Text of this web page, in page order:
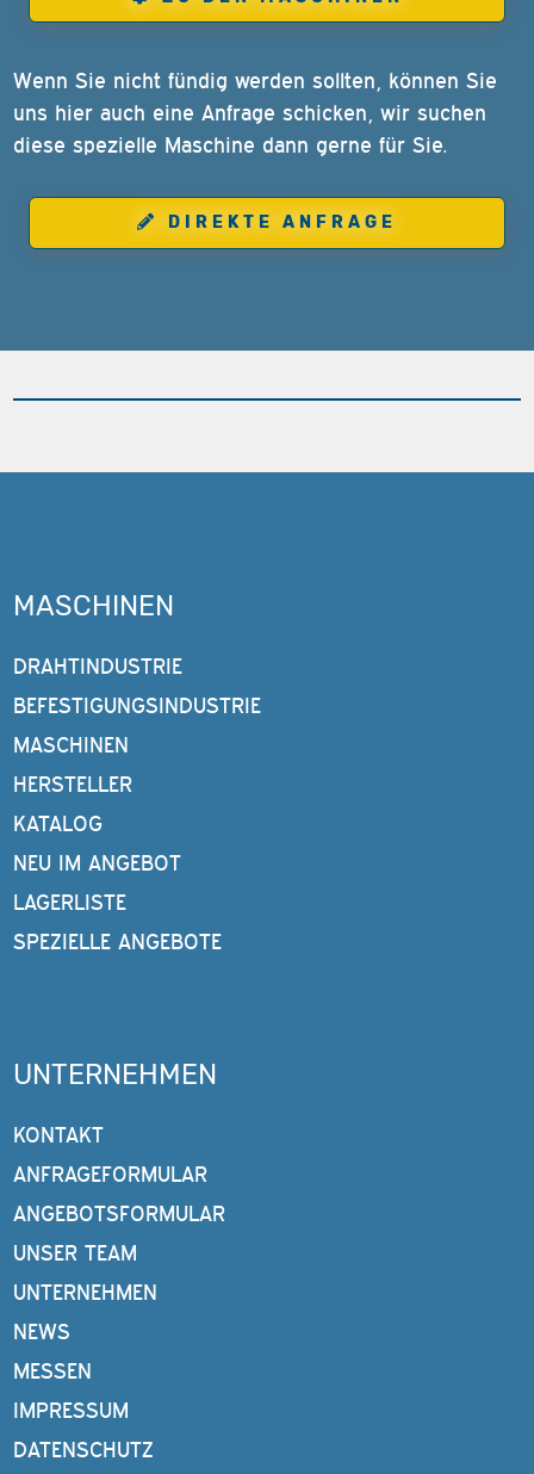
Wenn Sie nicht fündig werden sollten, können Sie
uns hier auch eine Anfrage schicken, wir suchen
diese spezielle Maschine dann gerne für Sie.
DIREKTE ANFRAGE
MASCHINEN
DRAHTINDUSTRIE
BEFESTIGUNGSINDUSTRIE
MASCHINEN
HERSTELLER
KATALOG
NEU IM ANGEBOT
LAGERLISTE
SPEZIELLE ANGEBOTE
UNTERNEHMEN
KONTAKT
ANFRAGEFORMULAR
ANGEBOTSFORMULAR
UNSER TEAM
UNTERNEHMEN
NEWS
MESSEN
IMPRESSUM
DATENSCHUTZ